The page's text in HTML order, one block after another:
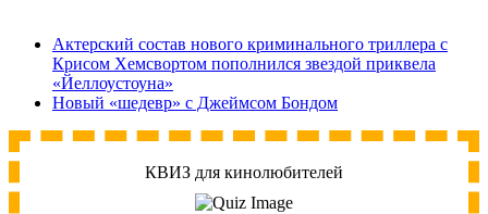
Актерский состав нового криминального триллера с
Крисом Хемсвортом пополнился звездой приквела
«Йеллоустоуна»
Новый «шедевр» с Джеймсом Бондом
КВИЗ для кинолюбителей